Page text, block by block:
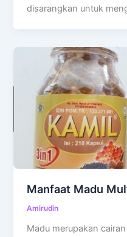
disarangkan untuk
Manfaat Madu
Amirudin
Madu merupakan